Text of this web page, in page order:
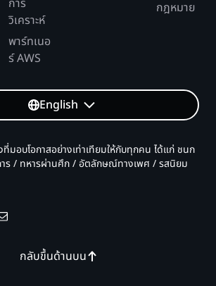
การ
วิเคราะห์
พาร์ทเนอ
ร์ AWS
กฎหมาย
English
กลับขึ้นด้านบน
มอบโอกาสอย่างเท่าเทียมให้กับทุกคน ได้แก่ ชนก
ร / ทหารผ่านศึก / อัตลักษณ์ทางเพศ / รสนิยม